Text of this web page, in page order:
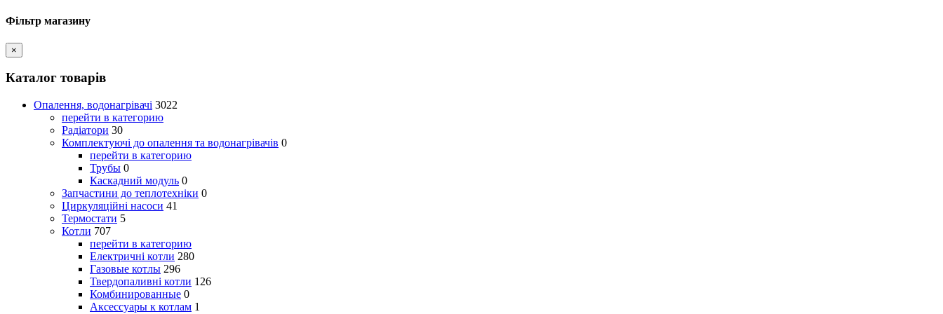
Фільтр магазину
×
Каталог товарів
Опалення, водонагрівачі 3022
перейти в категорию
Радіатори 30
Комплектуючі до опалення та водонагрівачів 0
перейти в категорию
Трубы 0
Каскадний модуль 0
Запчастини до теплотехніки 0
Циркуляційні насоси 41
Термостати 5
Котли 707
перейти в категорию
Електричні котли 280
Газовые котлы 296
Твердопаливні котли 126
Комбинированные 0
Аксессуары к котлам 1